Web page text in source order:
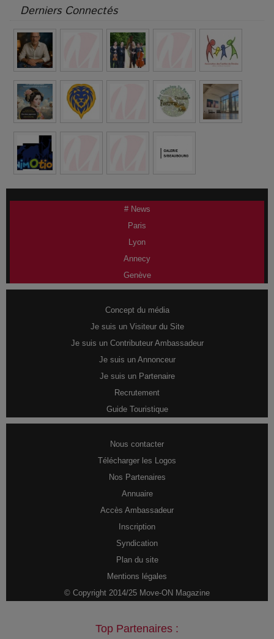
Derniers Connectés
# News
Paris
Lyon
Annecy
Genève
Concept du média
Je suis un Visiteur du Site
Je suis un Contributeur Ambassadeur
Je suis un Annonceur
Je suis un Partenaire
Recrutement
Guide Touristique
Nous contacter
Télécharger les Logos
Nos Partenaires
Annuaire
Accès Ambassadeur
Inscription
Syndication
Plan du site
Mentions légales
© Copyright 2014/25 Move-ON Magazine
Top Partenaires :